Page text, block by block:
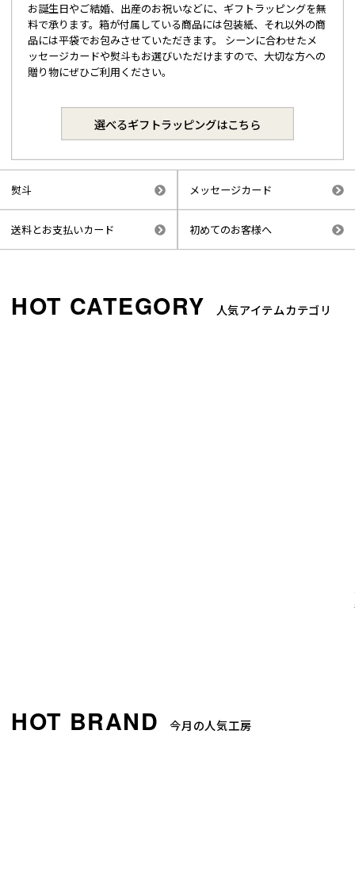
お誕生日やご結婚、出産のお祝いなどに、ギフトラッピングを無
料で承ります。箱が付属している商品には包装紙、それ以外の商
品には平袋でお包みさせていただきます。 シーンに合わせたメ
ッセージカードや熨斗もお選びいただけますので、大切な方への
贈り物にぜひご利用ください。
選べるギフトラッピングはこちら
熨斗 メッセージカード
送料とお支払いカード 初めてのお客様へ
人気アイテムカテゴリ
今月の人気工房